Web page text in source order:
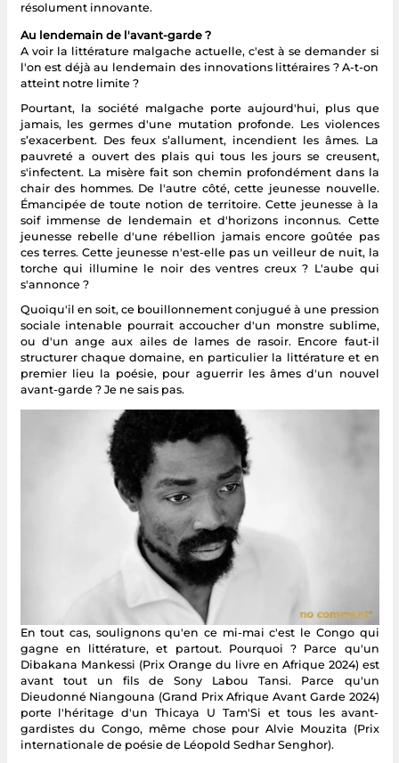
résolument innovante.
Au lendemain de l'avant-garde ?
A voir la littérature malgache actuelle, c'est à se demander si
l'on est déjà au lendemain des innovations littéraires ? A-t-on
atteint notre limite ?
Pourtant, la société malgache porte aujourd'hui, plus que
jamais, les germes d'une mutation profonde. Les violences
s’exacerbent. Des feux s’allument, incendient les âmes. La
pauvreté a ouvert des plais qui tous les jours se creusent,
s'infectent. La misère fait son chemin profondément dans la
chair des hommes. De l'autre côté, cette jeunesse nouvelle.
Émancipée de toute notion de territoire. Cette jeunesse à la
soif immense de lendemain et d'horizons inconnus. Cette
jeunesse rebelle d'une rébellion jamais encore goûtée pas
ces terres. Cette jeunesse n'est-elle pas un veilleur de nuit, la
torche qui illumine le noir des ventres creux ? L'aube qui
s'annonce ?
Quoiqu'il en soit, ce bouillonnement conjugué à une pression
sociale intenable pourrait accoucher d'un monstre sublime,
ou d'un ange aux ailes de lames de rasoir. Encore faut-il
structurer chaque domaine, en particulier la littérature et en
premier lieu la poésie, pour aguerrir les âmes d'un nouvel
avant-garde ? Je ne sais pas.
En tout cas, soulignons qu'en ce mi-mai c'est le Congo qui
gagne en littérature, et partout. Pourquoi ? Parce qu'un
Dibakana Mankessi (Prix Orange du livre en Afrique 2024) est
avant tout un fils de Sony Labou Tansi. Parce qu'un
Dieudonné Niangouna (Grand Prix Afrique Avant Garde 2024)
porte l'héritage d'un Thicaya U Tam'Si et tous les avant-
gardistes du Congo, même chose pour Alvie Mouzita (Prix
internationale de poésie de Léopold Sedhar Senghor).